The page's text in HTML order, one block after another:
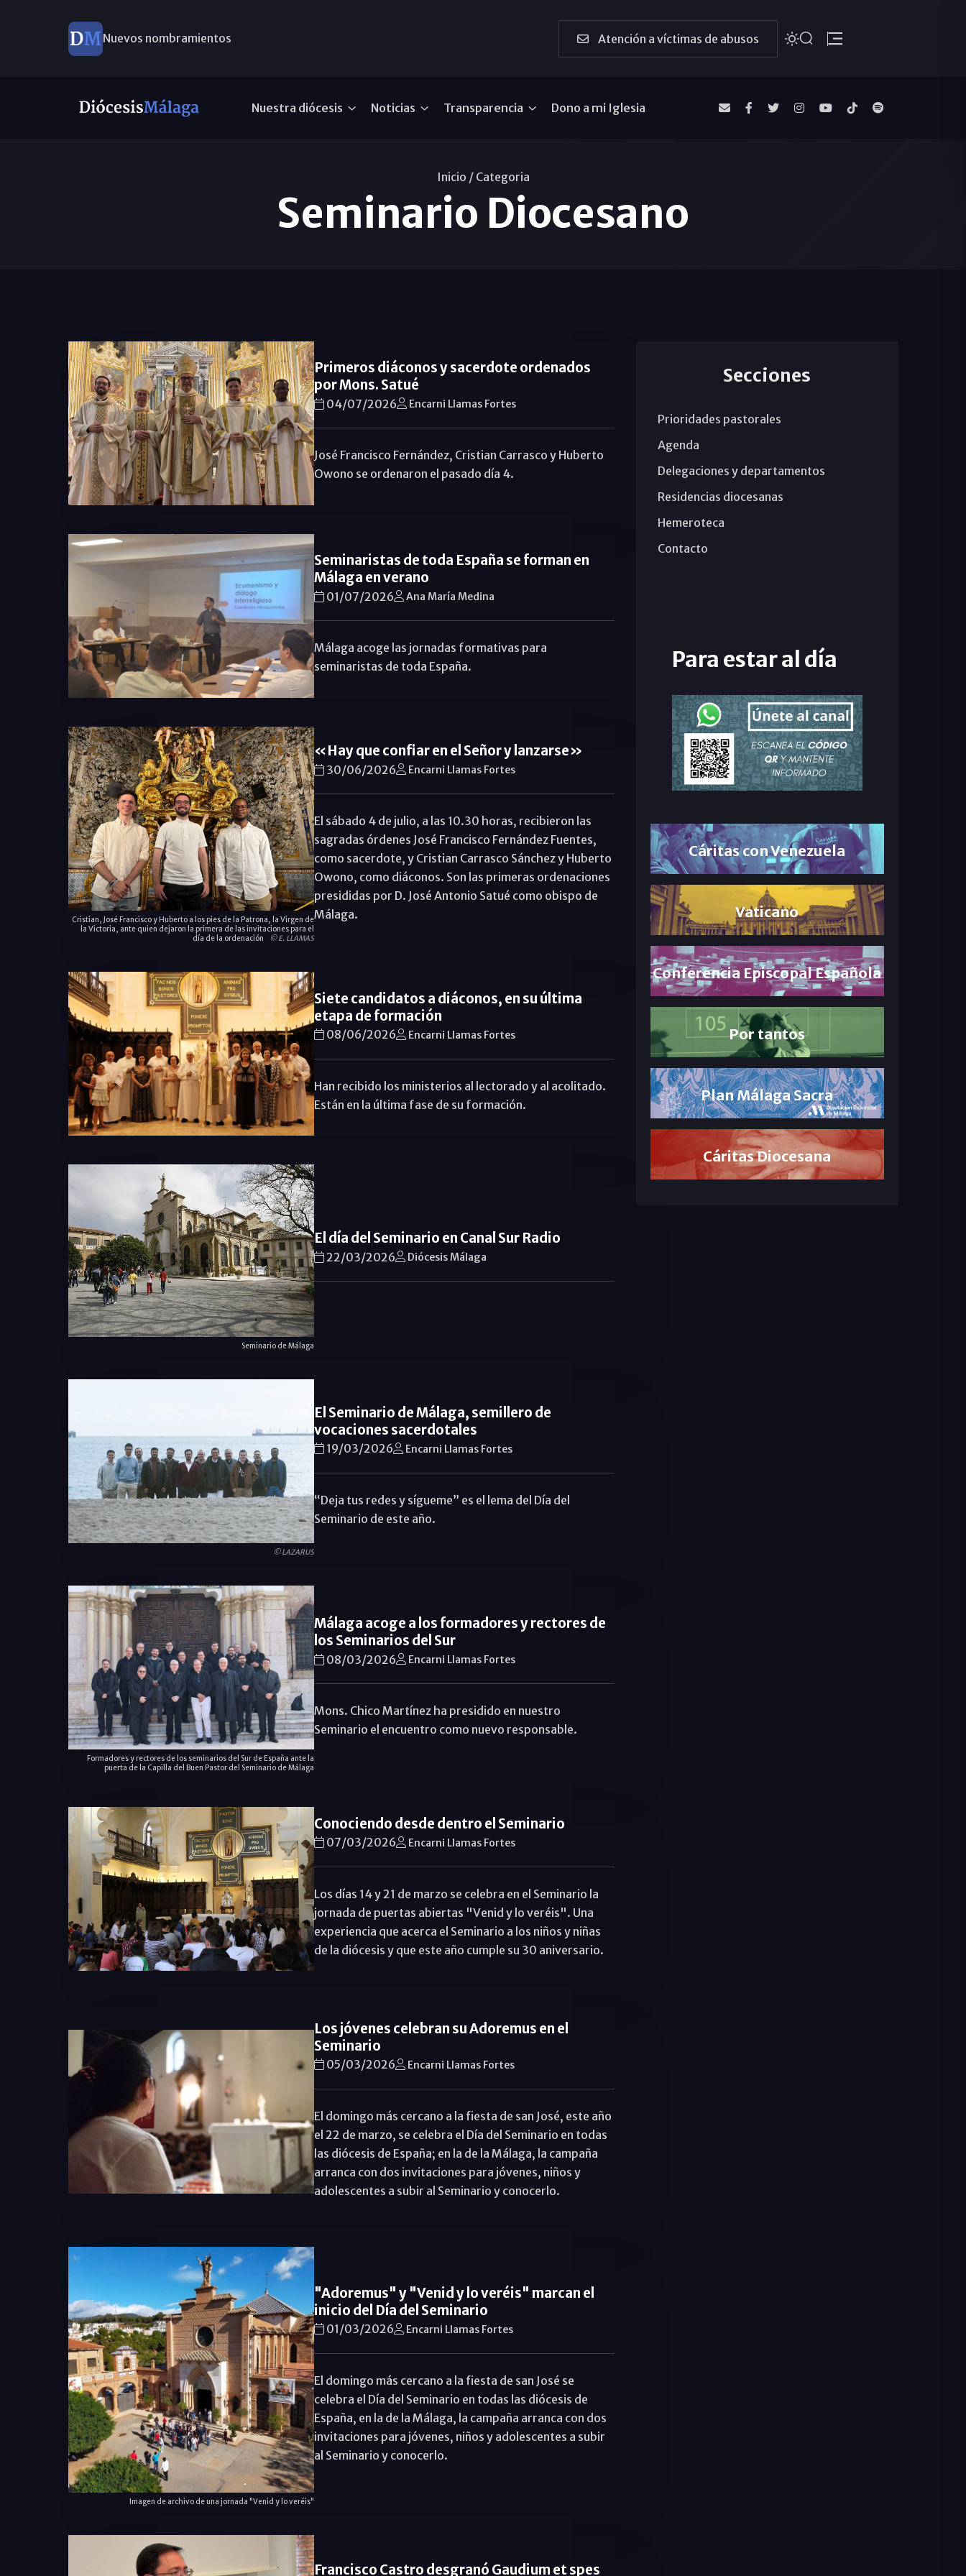
Este domingo, Campaña Pro Templos Atención a víctimas de abusos
Nuestra diócesis Noticias Transparencia Dono a mi Iglesia
Inicio / Categoria
Seminario Diocesano
Primeros diáconos y sacerdote ordenados
por Mons. Satué
04/07/2026 Encarni Llamas Fortes
José Francisco Fernández, Cristian Carrasco y Huberto
Owono se ordenaron el pasado día 4.
Seminaristas de toda España se forman en
Málaga en verano
01/07/2026 Ana María Medina
Málaga acoge las jornadas formativas para
seminaristas de toda España.
Cristian, José Francisco y Huberto a los pies de la Patrona, la Virgen de
la Victoria, ante quien dejaron la primera de las invitaciones para el
día de la ordenación
© E. LLAMAS
«Hay que confiar en el Señor y lanzarse»
30/06/2026 Encarni Llamas Fortes
El sábado 4 de julio, a las 10.30 horas, recibieron las
sagradas órdenes José Francisco Fernández Fuentes,
como sacerdote, y Cristian Carrasco Sánchez y Huberto
Owono, como diáconos. Son las primeras ordenaciones
presididas por D. José Antonio Satué como obispo de
Málaga.
Siete candidatos a diáconos, en su última
etapa de formación
08/06/2026 Encarni Llamas Fortes
Han recibido los ministerios al lectorado y al acolitado.
Están en la última fase de su formación.
Seminario de Málaga
El día del Seminario en Canal Sur Radio
22/03/2026 Diócesis Málaga
© LAZARUS
El Seminario de Málaga, semillero de
vocaciones sacerdotales
19/03/2026 Encarni Llamas Fortes
“Deja tus redes y sígueme” es el lema del Día del
Seminario de este año.
Formadores y rectores de los seminarios del Sur de España ante la
puerta de la Capilla del Buen Pastor del Seminario de Málaga
Málaga acoge a los formadores y rectores de
los Seminarios del Sur
08/03/2026 Encarni Llamas Fortes
Mons. Chico Martínez ha presidido en nuestro
Seminario el encuentro como nuevo responsable.
Conociendo desde dentro el Seminario
07/03/2026 Encarni Llamas Fortes
Los días 14 y 21 de marzo se celebra en el Seminario la
jornada de puertas abiertas "Venid y lo veréis". Una
experiencia que acerca el Seminario a los niños y niñas
de la diócesis y que este año cumple su 30 aniversario.
Los jóvenes celebran su Adoremus en el
Seminario
05/03/2026 Encarni Llamas Fortes
El domingo más cercano a la fiesta de san José, este año
el 22 de marzo, se celebra el Día del Seminario en todas
las diócesis de España; en la de la Málaga, la campaña
arranca con dos invitaciones para jóvenes, niños y
adolescentes a subir al Seminario y conocerlo.
Imagen de archivo de una jornada "Venid y lo veréis"
"Adoremus" y "Venid y lo veréis" marcan el
inicio del Día del Seminario
01/03/2026 Encarni Llamas Fortes
El domingo más cercano a la fiesta de san José se
celebra el Día del Seminario en todas las diócesis de
España, en la de la Málaga, la campaña arranca con dos
invitaciones para jóvenes, niños y adolescentes a subir
al Seminario y conocerlo.
Francisco Castro desgranó Gaudium et spes
Secciones
Prioridades pastorales
Agenda
Delegaciones y departamentos
Residencias diocesanas
Hemeroteca
Contacto
Para estar al día
Cáritas con Venezuela
Vaticano
Conferencia Episcopal Española
Por tantos
Plan Málaga Sacra
Cáritas Diocesana